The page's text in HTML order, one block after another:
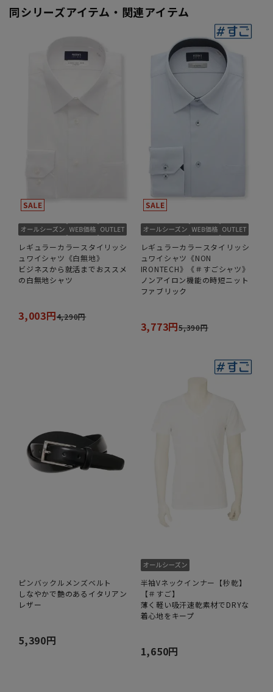
同シリーズアイテム・関連アイテム
レギュラーカラースタイリッシ
ュワイシャツ《白無地》
ビジネスから就活までおススメ
の白無地シャツ
3,003円4,290円
レギュラーカラースタイリッシ
ュワイシャツ《NON
IRONTECH》《＃すごシャツ》
ノンアイロン機能の時短ニット
ファブリック
3,773円5,390円
ピンバックルメンズベルト
しなやかで艶のあるイタリアン
レザー
5,390円
半袖Vネックインナー【秒乾】
【＃すご】
薄く軽い吸汗速乾素材でDRYな
着心地をキープ
1,650円